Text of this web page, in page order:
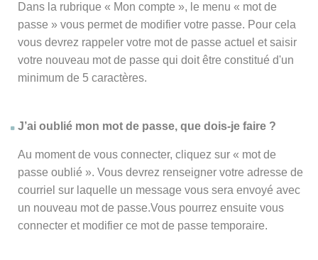
Dans la rubrique « Mon compte », le menu « mot de
passe » vous permet de modifier votre passe. Pour cela
vous devrez rappeler votre mot de passe actuel et saisir
votre nouveau mot de passe qui doit être constitué d'un
minimum de 5 caractères.
J’ai oublié mon mot de passe, que dois-je faire ?
Au moment de vous connecter, cliquez sur « mot de
passe oublié ». Vous devrez renseigner votre adresse de
courriel sur laquelle un message vous sera envoyé avec
un nouveau mot de passe.Vous pourrez ensuite vous
connecter et modifier ce mot de passe temporaire.